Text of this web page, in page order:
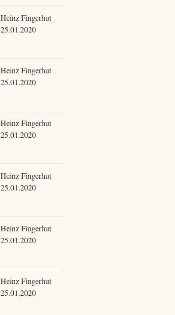
Heinz Fingerhut
25.01.2020
Heinz Fingerhut
25.01.2020
Heinz Fingerhut
25.01.2020
Heinz Fingerhut
25.01.2020
Heinz Fingerhut
25.01.2020
Heinz Fingerhut
25.01.2020